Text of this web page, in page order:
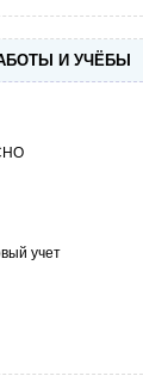
И УЧЁБЫ
учет